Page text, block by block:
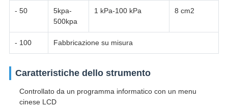
- 50
5kpa-
500kpa
1 kPa-100 kPa 8 cm2
- 100 Fabbricazione su misura
Caratteristiche dello strumento
Controllato da un programma informatico con un menu
cinese LCD